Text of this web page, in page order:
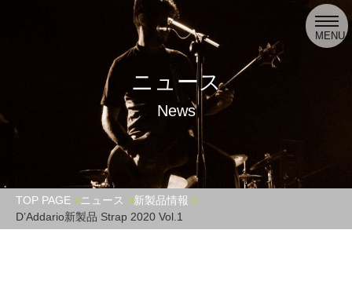
MENU
ニュース
News
TOP PAGE ニュース
新製品情報
D’Addario新製品 Strap 2020 Vol.1